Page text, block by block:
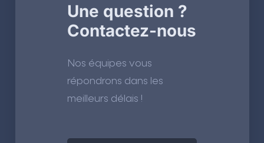
Une question ?
Contactez-nous
Nos équipes vous
répondrons dans les
meilleurs délais !